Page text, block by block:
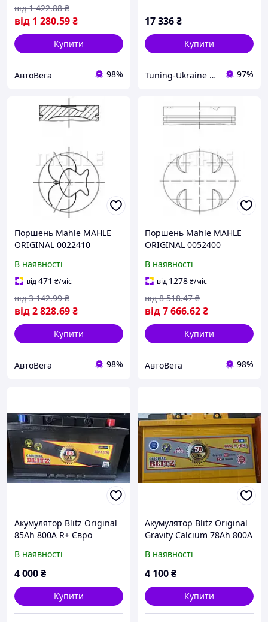
від 1 280.59₴
від 1 422.88 ₴
Купити
АвтоВега 98%
17 336₴
Купити
Tuning-Ukraine - інтернет магазин для тюнінгу автомобілів 97%
Поршень Mahle MAHLE
ORIGINAL 0022410
(W461), MERCEDES-BENZ
SPRINTER 2-t фургон (901,
В наявності
від471 ₴/міс
від2 828.69₴
від 3 142.99 ₴
Купити
АвтоВега 98%
Поршень Mahle MAHLE
ORIGINAL 0052400
(W203), MERCEDES-BENZ
C-CLASS (W203),
MERCEDES-BENZ
В наявності
від 1278₴/міс
від7 666.62₴
від 8 518.47 ₴
Купити
АвтоВега 98%
Акумулятор Blitz Original
85Ah 800A R+ Євро
автомобілів Audi, BMW,
Mercedes-Benz,
Renault, Pe
В наявності
4 000₴
Купити
Акумулятор Blitz Original
Gravity Calcium 78Ah 800A
Start-Stop для автомобілів
BMW, Audi, Mercedes-
В наявності
4 100₴
Купити